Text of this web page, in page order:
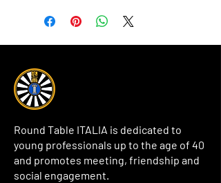
Round Table ITALIA is dedicated to
young professionals up to the age of 40
and promotes meeting, friendship and
social engagement.